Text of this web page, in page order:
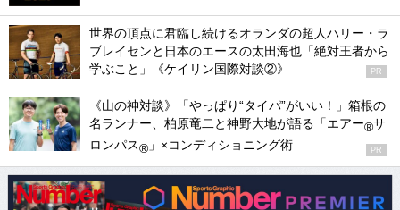
世界の頂点に君臨し続けるオランダの超人ハリー・ラ
ブレイセンと日本のエースの太田海也「絶対王者から
学ぶこと」《ケイリン国際対談②》
PR
《山の神対談》「やっぱり“タイパ”がいい！」箱根の
名ランナー、柏原竜二と神野大地が語る「エアー®サ
ロンパス® 」×コンディショニング術 PR